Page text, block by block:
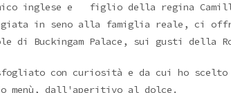
inglese e figlio della regina
in seno alla famiglia reale, ci offre
di Buckingam Palace, sui gusti della
con curiosità e da cui ho scelto
menù, dall'aperitivo al dolce.